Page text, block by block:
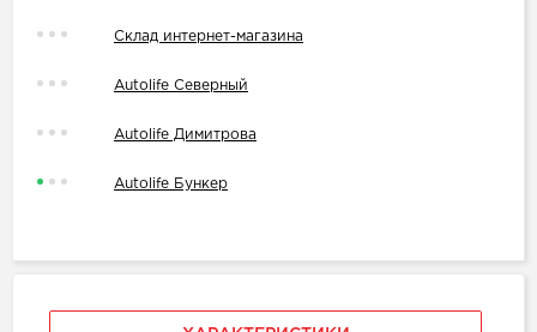
Склад интернет-магазина
Autolife Северный
Autolife Димитрова
Autolife Бункер